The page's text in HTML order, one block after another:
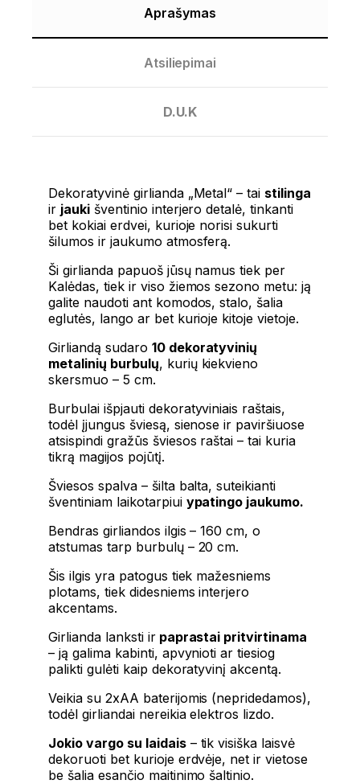
Aprašymas
Atsiliepimai
D.U.K
Dekoratyvinė girlianda „Metal“ – tai stilinga
ir jaukišventinio interjero detalė, tinkanti
bet kokiai erdvei, kurioje norisi sukurti
šilumos ir jaukumo atmosferą.
Ši girlianda papuoš jūsų namus tiek per
Kalėdas, tiek ir viso žiemos sezono metu: ją
galite naudoti ant komodos, stalo, šalia
eglutės, lango ar bet kurioje kitoje vietoje.
Girliandą sudaro 10 dekoratyvinių
metalinių burbulų, kurių kiekvieno
skersmuo – 5 cm.
Burbulai išpjauti dekoratyviniais raštais,
todėl įjungus šviesą, sienose ir paviršiuose
atsispindi gražūs šviesos raštai – tai kuria
tikrą magijos pojūtį.
Šviesos spalva – šilta balta, suteikianti
šventiniam laikotarpiui ypatingo jaukumo.
Bendras girliandos ilgis – 160 cm, o
atstumas tarp burbulų – 20 cm.
Šis ilgis yra patogus tiek mažesniems
plotams, tiek didesniems interjero
akcentams.
Girlianda lanksti irpaprastai pritvirtinama
– ją galima kabinti, apvynioti ar tiesiog
palikti gulėti kaip dekoratyvinį akcentą.
Veikia su 2xAA baterijomis (nepridedamos),
todėl girliandai nereikia elektros lizdo.
Jokio vargo su laidais– tik visiška laisvė
dekoruoti bet kurioje erdvėje, net ir vietose
be šalia esančio maitinimo šaltinio.